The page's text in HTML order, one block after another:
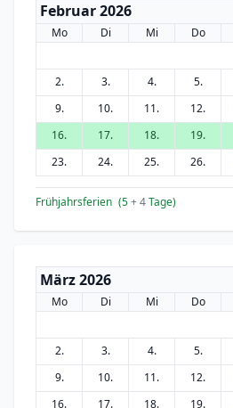
Februar 2026
Mo Di Mi Do
2.
3. 4. 5.
9.
10. 11. 12.
16.
17. 18. 19.
23.
24. 25. 26.
Frühjahrsferien (5+ 4Tage)
März 2026
Mo Di Mi Do
2.
3. 4. 5.
9.
10. 11. 12.
16.
17. 18. 19.